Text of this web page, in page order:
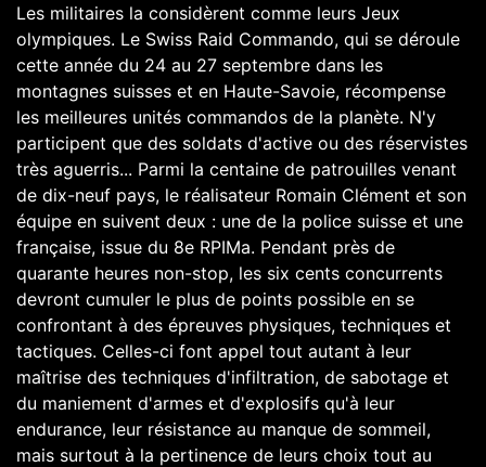
Les militaires la considèrent comme leurs Jeux
olympiques. Le Swiss Raid Commando, qui se déroule
cette année du 24 au 27 septembre dans les
montagnes suisses et en Haute-Savoie, récompense
les meilleures unités commandos de la planète. N'y
participent que des soldats d'active ou des réservistes
très aguerris... Parmi la centaine de patrouilles venant
de dix-neuf pays, le réalisateur Romain Clément et son
équipe en suivent deux : une de la police suisse et une
française, issue du 8e RPIMa. Pendant près de
quarante heures non-stop, les six cents concurrents
devront cumuler le plus de points possible en se
confrontant à des épreuves physiques, techniques et
tactiques. Celles-ci font appel tout autant à leur
maîtrise des techniques d'infiltration, de sabotage et
du maniement d'armes et d'explosifs qu'à leur
endurance, leur résistance au manque de sommeil,
mais surtout à la pertinence de leurs choix tout au